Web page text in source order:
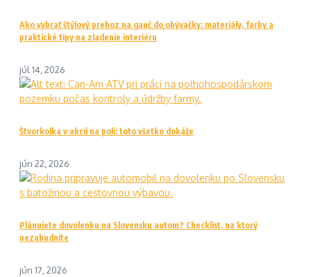
Ako vybrať štýlový prehoz na gauč do obývačky: materiály, farby a
praktické tipy na zladenie interiéru
júl 14, 2026
Štvorkolka v akcii na poli: toto všetko dokáže
jún 22, 2026
Plánujete dovolenku na Slovensku autom? Checklist, na ktorý
nezabudnite
jún 17, 2026